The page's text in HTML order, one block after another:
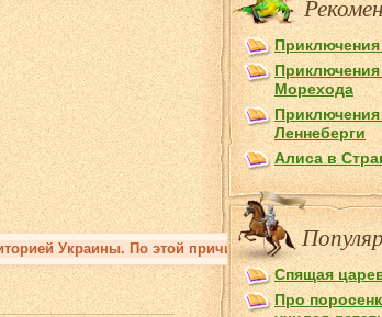
Морехода
Лeннеберги
Алиса в
Спящая
Про
Украины. По этой причине данные земли